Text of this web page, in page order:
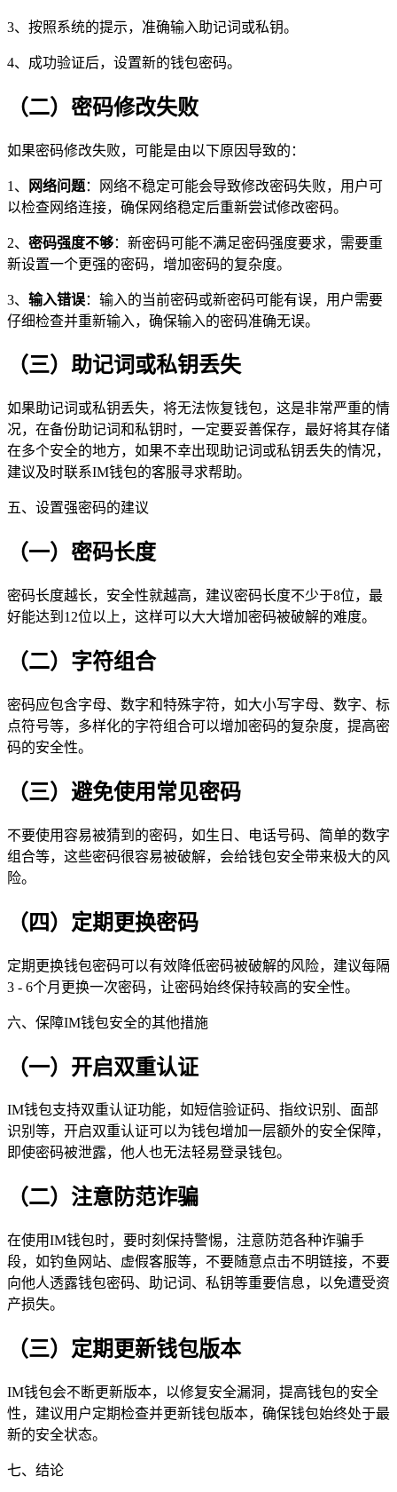
3、按照系统的提示，准确输入助记词或私钥。
4、成功验证后，设置新的钱包密码。
（二）密码修改失败
如果密码修改失败，可能是由以下原因导致的：
1、 网络问题：网络不稳定可能会导致修改密码失败，用户可
以检查网络连接，确保网络稳定后重新尝试修改密码。
2、 密码强度不够：新密码可能不满足密码强度要求，需要重
新设置一个更强的密码，增加密码的复杂度。
3、 输入错误：输入的当前密码或新密码可能有误，用户需要
仔细检查并重新输入，确保输入的密码准确无误。
（三）助记词或私钥丢失
如果助记词或私钥丢失，将无法恢复钱包，这是非常严重的情
况，在备份助记词和私钥时，一定要妥善保存，最好将其存储
在多个安全的地方，如果不幸出现助记词或私钥丢失的情况，
建议及时联系IM钱包的客服寻求帮助。
五、设置强密码的建议
（一）密码长度
密码长度越长，安全性就越高，建议密码长度不少于8位，最
好能达到12位以上，这样可以大大增加密码被破解的难度。
（二）字符组合
密码应包含字母、数字和特殊字符，如大小写字母、数字、标
点符号等，多样化的字符组合可以增加密码的复杂度，提高密
码的安全性。
（三）避免使用常见密码
不要使用容易被猜到的密码，如生日、电话号码、简单的数字
组合等，这些密码很容易被破解，会给钱包安全带来极大的风
险。
（四）定期更换密码
定期更换钱包密码可以有效降低密码被破解的风险，建议每隔
3 - 6个月更换一次密码，让密码始终保持较高的安全性。
六、保障IM钱包安全的其他措施
（一）开启双重认证
IM钱包支持双重认证功能，如短信验证码、指纹识别、面部
识别等，开启双重认证可以为钱包增加一层额外的安全保障，
即使密码被泄露，他人也无法轻易登录钱包。
（二）注意防范诈骗
在使用IM钱包时，要时刻保持警惕，注意防范各种诈骗手
段，如钓鱼网站、虚假客服等，不要随意点击不明链接，不要
向他人透露钱包密码、助记词、私钥等重要信息，以免遭受资
产损失。
（三）定期更新钱包版本
IM钱包会不断更新版本，以修复安全漏洞，提高钱包的安全
性，建议用户定期检查并更新钱包版本，确保钱包始终处于最
新的安全状态。
七、结论